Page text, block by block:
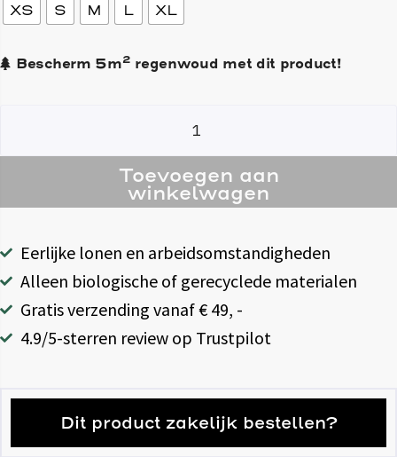
XS S M L XL
Bescherm 5m2 regenwoud met dit product!
Toevoegen aan
winkelwagen
Eerlijke lonen en arbeidsomstandigheden
Alleen biologische of gerecyclede materialen
Gratis verzending vanaf € 49, -
4.9/5-sterren review op Trustpilot
Dit product zakelijk bestellen?